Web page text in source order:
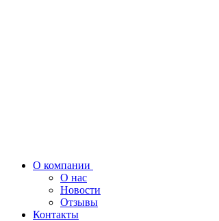
О компании
О нас
Новости
Отзывы
Контакты